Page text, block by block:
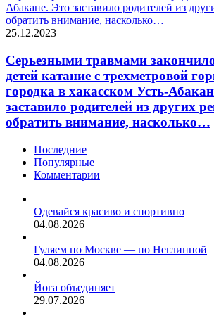
Абакане. Это заставило родителей из
обратить внимание, насколько…
25.12.2023
Серьезными травмами
детей катание с трехметровой
городка в хакасском Усть-
заставило родителей из других
обратить внимание, насколько…
Последние
Популярные
Комментарии
Одевайся красиво и спортивно
04.08.2026
Гуляем по Москве — по Неглинной
04.08.2026
Йога объединяет
29.07.2026